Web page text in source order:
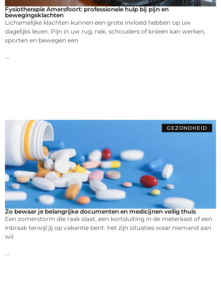
Fysiotherapie Amersfoort: professionele hulp bij pijn en
bewegingsklachten
Lichamelijke klachten kunnen een grote invloed hebben op uw
dagelijks leven. Pijn in uw rug, nek, schouders of knieën kan werken,
sporten en bewegen een
GEZONDHEID
Zo bewaar je belangrijke documenten en medicijnen veilig thuis
Een zomerstorm die raak slaat, een kortsluiting in de meterkast of een
inbraak terwijl jij op vakantie bent: het zijn situaties waar niemand aan
wil